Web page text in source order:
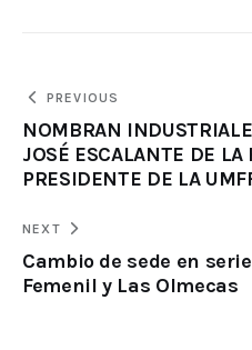
PREVIOUS
NOMBRAN
JOSÉ ESCALANTE DE LA
PRESIDENTE DE LA
NEXT
Cambio de sede en
Femenil y Las Olmecas